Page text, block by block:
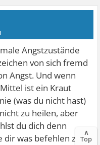
Angstzustände
von sich fremd
Angst. Und wenn
ist ein Kraut
(was du nicht hast)
zu heilen, aber
du dich denn
dir was befehlen zu ∧
Top